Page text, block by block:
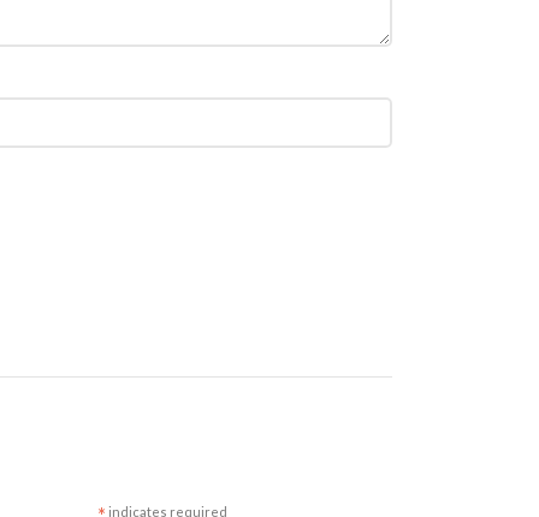
indicates required